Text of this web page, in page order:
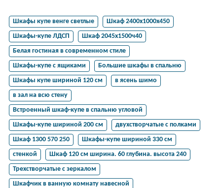
Шкафы купе венге светлые
Шкаф 2400х1000х450
Шкафы-купе ЛДСП
Шкаф 2045х1500ч40
Белая гостиная в современном стиле
Шкафы-купе с ящиками
Большие шкафы в спальню
Шкафы купе шириной 120 см
в ясень шимо
в зал на всю стену
Встроенный шкаф-купе в спальню угловой
Шкафы-купе шириной 200 см
двухстворчатые с полками
Шкаф 1300 570 250
Шкафы-купе шириной 330 см
стенкой
Шкаф 120 см ширина. 60 глубина. высота 240
Трехстворчатые с зеркалом
Шкафчик в ванную комнату навесной